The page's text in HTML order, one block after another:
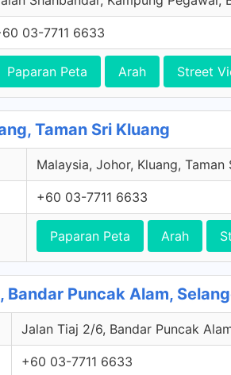
03-7711 6633
Paparan Peta Arah Street
Taman Sri Kluang
Malaysia, Johor, Kluang, Taman
+60 03-7711 6633
Paparan Peta Arah
Bandar Puncak Alam,
Jalan Tiaj 2/6, Bandar Puncak
+60 03-7711 6633